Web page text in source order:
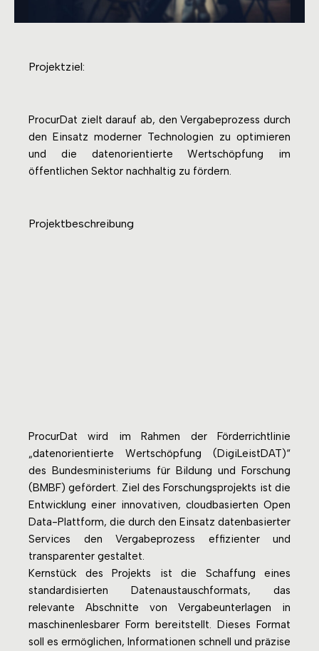
Projektziel:
ProcurDat zielt darauf ab, den Vergabeprozess durch
den Einsatz moderner Technologien zu optimieren
und die datenorientierte Wertschöpfung im
öffentlichen Sektor nachhaltig zu fördern.
Projektbeschreibung
ProcurDat wird im Rahmen der Förderrichtlinie
„datenorientierte Wertschöpfung (DigiLeistDAT)“
des Bundesministeriums für Bildung und Forschung
(BMBF) gefördert. Ziel des Forschungsprojekts ist die
Entwicklung einer innovativen, cloudbasierten Open
Data-Plattform, die durch den Einsatz datenbasierter
Services den Vergabeprozess effizienter und
transparenter gestaltet.
Kernstück des Projekts ist die Schaffung eines
standardisierten Datenaustauschformats, das
relevante Abschnitte von Vergabeunterlagen in
maschinenlesbarer Form bereitstellt. Dieses Format
soll es ermöglichen, Informationen schnell und präzise